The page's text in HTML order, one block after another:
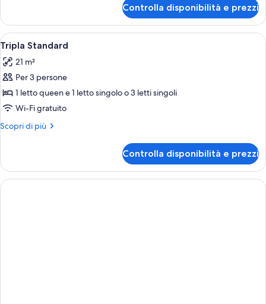
matrimoniale
o
2
letti
singoli
Standard
con
letto
matrimoniale
o
2
singoli
Controlla disponibilità e prezzi
Apri
tutte
le
foto
per
Tripla
Standard
Camera d'albergo con un letto di
4
Tripla Standard
21 m²
Per 3 persone
1 letto queen e 1 letto singolo o 3 letti singoli
Wi-Fi gratuito
Scopri di più
Altri
Standard
Controlla disponibilità e prezzi